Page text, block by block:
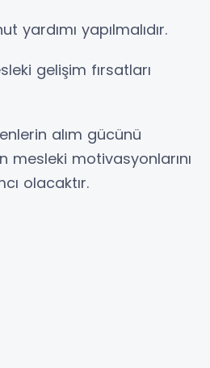
yardımı yapılmalıdır.
gelişim fırsatları
alım gücünü
mesleki motivasyonlarını
olacaktır.